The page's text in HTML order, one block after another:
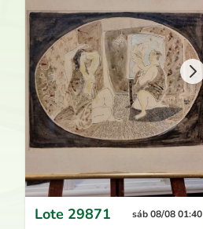
Lote 29871
sáb 08/08 01:40